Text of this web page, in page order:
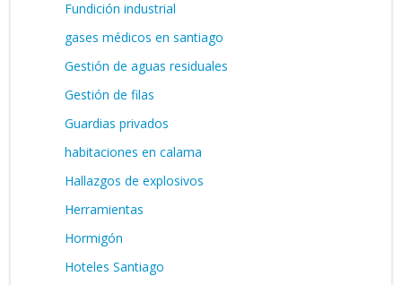
Fundición industrial
gases médicos en santiago
Gestión de aguas residuales
Gestión de filas
Guardias privados
habitaciones en calama
Hallazgos de explosivos
Herramientas
Hormigón
Hoteles Santiago